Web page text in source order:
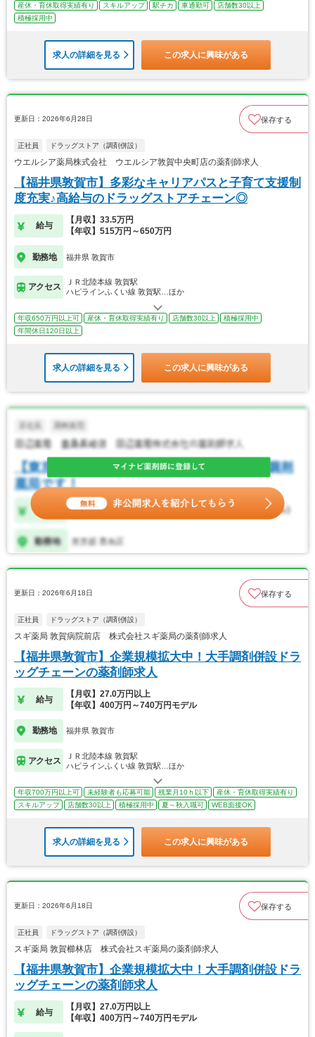
産休・育休取得実績有り スキルアップ 駅チカ 車通勤可
店舗数30以上
積極採用中
求人の詳細を見る この求人に興味がある
更新日：2026年6月28日 保存する
正社員 ドラッグストア（調剤併設）
ウエルシア薬局株式会社 ウエルシア敦賀中央町店の薬剤師求人
【福井県敦賀市】多彩なキャリアパスと子育て支援制
度充実♪高給与のドラッグストアチェーン◎
給与
【月収】33.5万円
【年収】515万円～650万円
勤務地 福井県 敦賀市
アクセス
ＪＲ北陸本線 敦賀駅
ハピラインふくい線 敦賀駅…ほか
年収650万円以上可 産休・育休取得実績有り 店舗数30以上
積極採用中
年間休日120日以上
求人の詳細を見る この求人に興味がある
更新日：2026年6月18日 保存する
正社員 ドラッグストア（調剤併設）
スギ薬局 敦賀病院前店 株式会社スギ薬局の薬剤師求人
【福井県敦賀市】企業規模拡大中！大手調剤併設ドラ
ッグチェーンの薬剤師求人
給与
【月収】27.0万円以上
【年収】400万円～740万円モデル
勤務地 福井県 敦賀市
アクセス
ＪＲ北陸本線 敦賀駅
ハピラインふくい線 敦賀駅…ほか
年収700万円以上可 未経験者も応募可能 残業月10ｈ以下
産休・育休取得実績有り
スキルアップ
店舗数30以上 積極採用中 夏～秋入職可 WEB面接OK
求人の詳細を見る この求人に興味がある
更新日：2026年6月18日 保存する
正社員 ドラッグストア（調剤併設）
スギ薬局 敦賀櫛林店 株式会社スギ薬局の薬剤師求人
【福井県敦賀市】企業規模拡大中！大手調剤併設ドラ
ッグチェーンの薬剤師求人
給与
【月収】27.0万円以上
【年収】400万円～740万円モデル